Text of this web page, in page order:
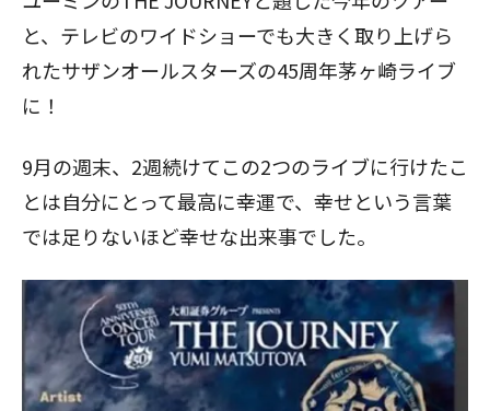
と、テレビのワイドショーでも大きく取り上げら
れたサザンオールスターズの45周年茅ヶ崎ライブ
に！
9月の週末、2週続けてこの2つのライブに行けたこ
とは自分にとって最高に幸運で、幸せという言葉
では足りないほど幸せな出来事でした。